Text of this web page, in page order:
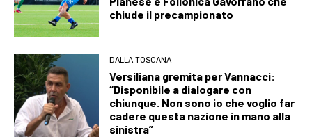
chiude il precampionato
DALLA TOSCANA
Versiliana gremita per Vannacci:
“Disponibile a dialogare con
chiunque. Non sono io che voglio far
cadere questa nazione in mano alla
sinistra”